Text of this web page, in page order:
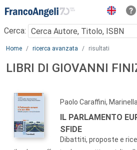
Menu
Cerca:
Main content
Home ricerca avanzata risultati
LIBRI DI GIOVANNI
Paolo Caraffini,
IL PARLAMENTO
SFIDE
Dibattiti, proposte e